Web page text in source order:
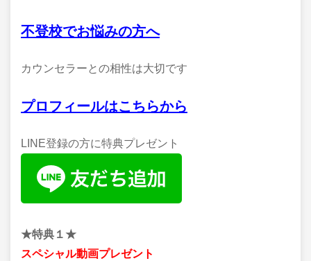
不登校でお悩みの方へ
カウンセラーとの相性は大切です
プロフィールはこちらから
LINE登録の方に特典プレゼント
★特典１★
スペシャル動画プレゼント